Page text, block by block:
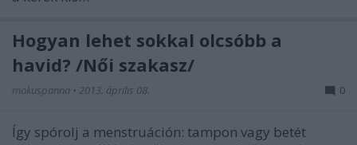
Hogyan lehet sokkal olcsóbb a
havid? /Női szakasz/
mokuspanna • 2013. április 08. 0
Így spórolj a menstruáción: tampon vagy betét